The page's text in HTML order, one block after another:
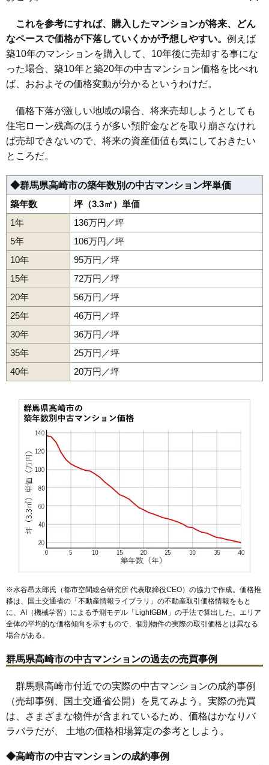
住所 群馬県高崎市貝沢町
交通 高崎駅（1分）、高崎問屋町駅（1分）
相場 2,930万円～3,230万円
(34.5万円/㎡~38.0万円/㎡)
マンションナビで
無料一括査定をする
エスカイヤ中居
交通 倉賀野駅（28分）
相場 580万円～680万円
(14.9万円/㎡~17.4万円/㎡)
マンションナビで
無料一括査定をする
赤坂クラウンズマンション
住所 群馬県高崎市赤坂町
交通 北高崎駅（15分）、高崎駅（20分）
相場 650万円～750万円
(14.8万円/㎡~17.0万円/㎡)
マンションナビで
朝日フレール高崎
群馬県高崎市小八木町
交通 井野駅（15分）
相場 550万円～650万円
(9.6万円/㎡~11.4万円/㎡)
マンションナビで
朝日プラザ高崎観音山
交通
相場 480万円～580万円
マンションナビで
無料一括査定をする
これを参考にすれば、購入したマンションが将来、どん
なペースで価格が下落していくかが予想しやすい。 例えば
築10年のマンションを購入して、10年後に売却する事にな
った場合、築10年と築20年の中古マンション価格を比べれ
ば、おおよその価格変動が分かるというわけだ。
価格下落が激しい地域の場合、将来売却しようとしても
住宅ローン残高のほうが多い預貯金などを取り崩さなけれ
ば売却できないので、将来の資産価値も気にしておきたい
ところだ。
◆群馬県高崎市の築年数別の中古マンション坪単価
築年数
坪（3.3㎡）単価
1年
136万円／坪
5年
106万円／坪
10年
95万円／坪
15年
72万円／坪
20年
56万円／坪
25年
46万円／坪
30年
36万円／坪
35年
25万円／坪
40年
20万円／坪
※水谷昂太郎氏（都市空間総合研究所 代表取締役CEO）の協力で作成。価格推
移は、国土交通省の「 不動産情報ライブラリ 」の不動産取引価格情報をもと
に、AI（機械学習）による予測モデル「LightGBM」の手法で算出した。エリア
全体の平均的な価格傾向を示すもので、個別物件の実際の取引価格とは異なる
場合がある。
群馬県高崎市の中古マンションの過去の売買事例
群馬県高崎市付近での実際の中古マンションの成約事例
（売却事例、国土交通省公開）を見てみよう。実際の売買
は、さまざまな物件が含まれているため、価格はかなりバ
ラバラだが、 土地の価格相場算定の参考としよう。
◆高崎市の中古マンションの成約事例
片岡町
田町常盤町問屋町並榎町乗附町双葉町宮元町元紺屋町
八島町矢島町 連雀町
高崎〔上信〕駅